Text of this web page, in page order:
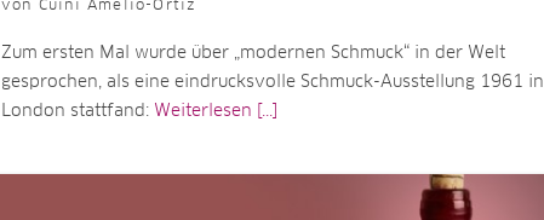
von Cuini Amelio-Ortiz
Zum ersten Mal wurde über „modernen Schmuck“ in der Welt
gesprochen, als eine eindrucksvolle Schmuck-Ausstellung 1961 in
London stattfand: Weiterlesen [...]